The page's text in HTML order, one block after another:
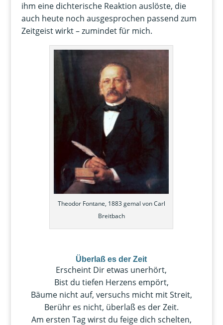
ihm eine dichterische Reaktion auslöste, die
auch heute noch ausgesprochen passend zum
Zeitgeist wirkt – zumindet für mich.
Theodor Fontane, 1883 gemal von Carl
Breitbach
Überlaß es der Zeit
Erscheint Dir etwas unerhört,
Bist du tiefen Herzens empört,
Bäume nicht auf, versuchs micht mit Streit,
Berühr es nicht, überlaß es der Zeit.
Am ersten Tag wirst du feige dich schelten,